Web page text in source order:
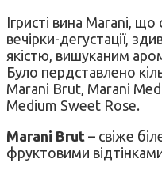
Ігристі вина Marani,
вечірки-дегустації,
якістю, вишуканим
Було пердставлено
Marani Brut, Marani
Medium Sweet Rose.
Marani Brut – свіже
фруктовими